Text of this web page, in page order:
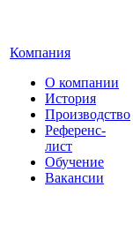
Компания
О компании
История
Производство
Референс-
лист
Обучение
Вакансии